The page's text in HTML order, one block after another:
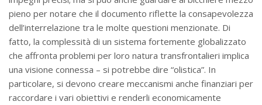
pieno per notare che il documento riflette la consapevolezza
dell’interrelazione tra le molte questioni menzionate. Di
fatto, la complessità di un sistema fortemente globalizzato
che affronta problemi per loro natura transfrontalieri implica
una visione connessa – si potrebbe dire “olistica”. In
particolare, si devono creare meccanismi anche finanziari per
raccordare i vari obiettivi e renderli economicamente